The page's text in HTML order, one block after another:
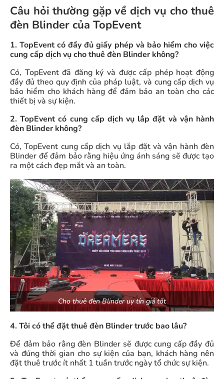
Câu hỏi thường gặp về dịch vụ cho thuê
đèn Blinder của TopEvent
1. TopEvent có đầy đủ giấy phép và bảo hiểm cho việc
cung cấp dịch vụ cho thuê đèn Blinder không?
Có, TopEvent đã đăng ký và được cấp phép hoạt động
đầy đủ theo quy định của pháp luật, và cung cấp dịch vụ
bảo hiểm cho khách hàng để đảm bảo an toàn cho các
thiết bị và sự kiện.
2. TopEvent có cung cấp dịch vụ lắp đặt và vận hành
đèn Blinder không?
Có, TopEvent cung cấp dịch vụ lắp đặt và vận hành đèn
Blinder để đảm bảo rằng hiệu ứng ánh sáng sẽ được tạo
ra một cách đẹp mắt và an toàn.
Cho thuê đèn Blinder uy tín giá tốt
4. Tôi có thể đặt thuê đèn Blinder trước bao lâu?
Để đảm bảo rằng đèn Blinder sẽ được cung cấp đầy đủ
và đúng thời gian cho sự kiện của bạn, khách hàng nên
đặt thuê trước ít nhất 1 tuần trước ngày tổ chức sự kiện.